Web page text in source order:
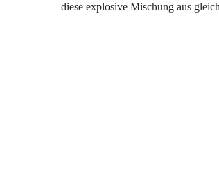
diese explosive Mischung aus